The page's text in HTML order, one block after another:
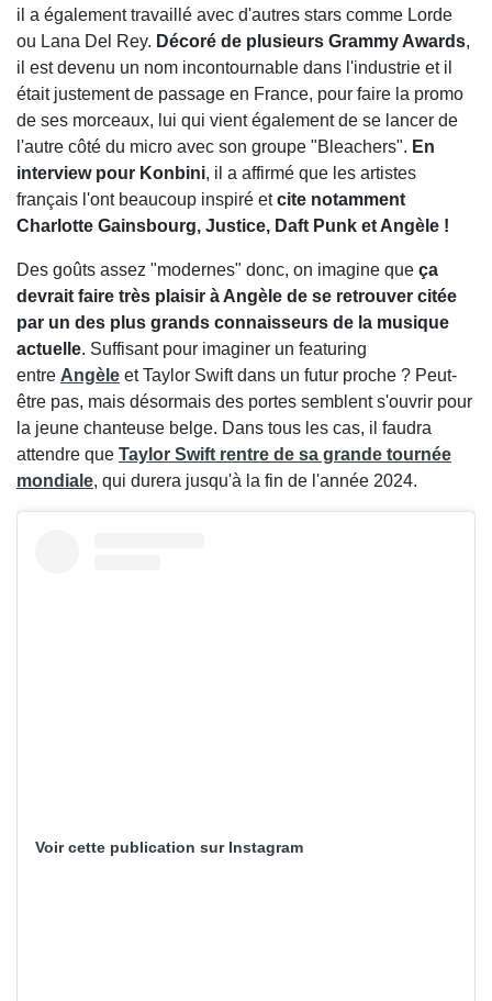
il a également travaillé avec d'autres stars comme Lorde
ou Lana Del Rey. Décoré de plusieurs Grammy Awards,
il est devenu un nom incontournable dans l'industrie et il
était justement de passage en France, pour faire la promo
de ses morceaux, lui qui vient également de se lancer de
l'autre côté du micro avec son groupe "Bleachers". En
interview pour Konbini, il a affirmé que les artistes
français l'ont beaucoup inspiré etcite notamment
Charlotte Gainsbourg, Justice, Daft Punk et Angèle !
Des goûts assez "modernes" donc, on imagine que ça
devrait faire très plaisir à Angèle de se retrouver citée
par un des plus grands connaisseurs de la musique
actuelle. Suffisant pour imaginer un featuring
entre Angèle et Taylor Swift dans un futur proche ? Peut-
être pas, mais désormais des portes semblent s'ouvrir pour
la jeune chanteuse belge. Dans tous les cas, il faudra
attendre que Taylor Swift rentre de sa grande tournée
mondiale, qui durera jusqu'à la fin de l'année 2024.
Voir cette publication sur Instagram